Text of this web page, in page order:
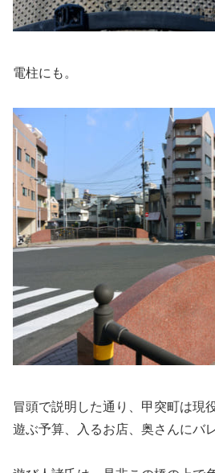
電柱にも。
冒頭で説明した通り、甲突町は現
遊ぶ予算、入るお店、奥さんにバ